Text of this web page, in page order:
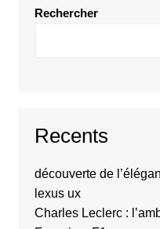
Rechercher
Recents
découverte de
lexus ux
Charles Leclerc :